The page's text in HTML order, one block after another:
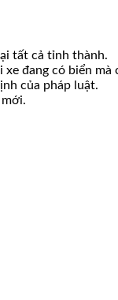
tất cả tỉnh thành.
đang có biển
của pháp luật.